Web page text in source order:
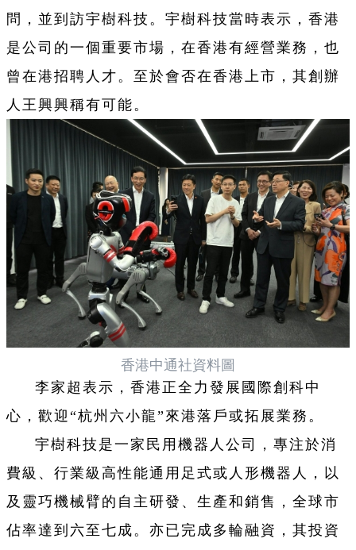
問，並到訪宇樹科技。宇樹科技當時表示，香港
是公司的一個重要市場，在香港有經營業務，也
曾在港招聘人才。至於會否在香港上市，其創辦
人王興興稱有可能。
香港中通社資料圖
李家超表示，香港正全力發展國際創科中
心，歡迎“杭州六小龍”來港落戶或拓展業務。
宇樹科技是一家民用機器人公司，專注於消
費級、行業級高性能通用足式或人形機器人，以
及靈巧機械臂的自主研發、生產和銷售，全球市
佔率達到六至七成。亦已完成多輪融資，其投資